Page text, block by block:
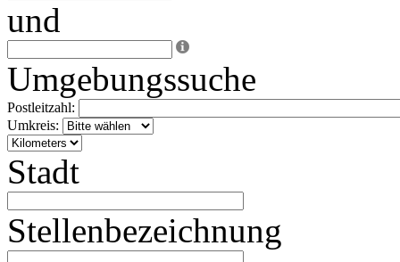
und
Umgebungssuche
Postleitzahl:
Umkreis:
Stadt
Stellenbezeichnung